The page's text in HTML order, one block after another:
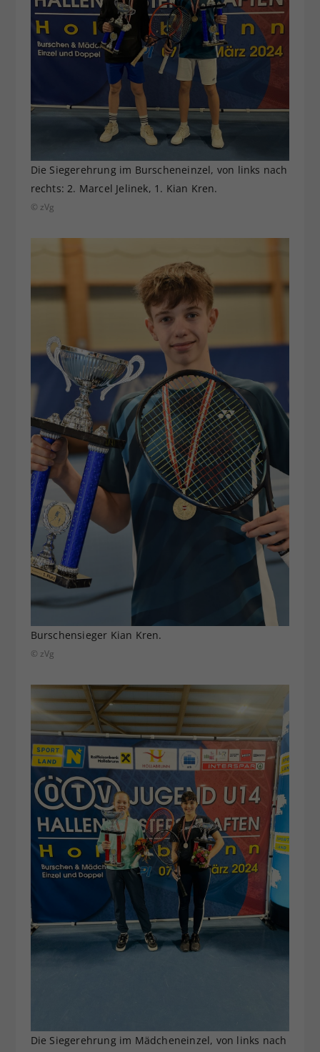
Die Siegerehrung im Burscheneinzel, von links nach
rechts: 2. Marcel Jelinek, 1. Kian Kren.
© zVg
Burschensieger Kian Kren.
© zVg
Die Siegerehrung im Mädcheneinzel, von links nach